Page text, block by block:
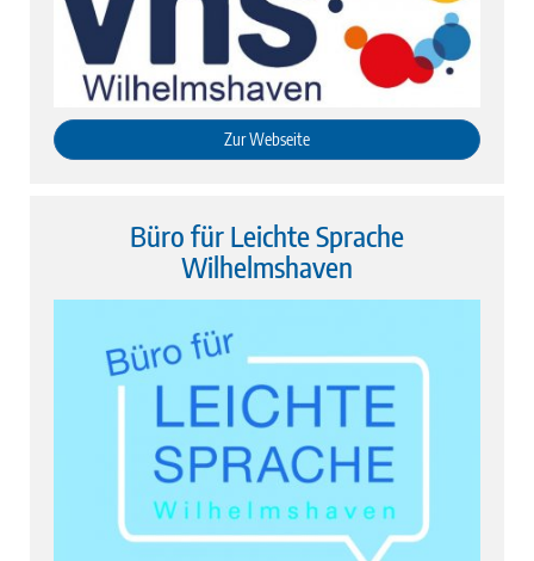
Zur Webseite
Büro für Leichte Sprache
Wilhelmshaven